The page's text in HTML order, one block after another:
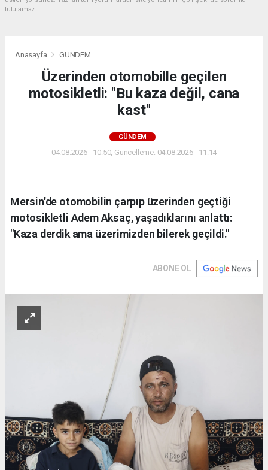
tutulamaz.
Anasayfa GÜNDEM
Üzerinden otomobille geçilen
motosikletli: "Bu kaza değil, cana
kast"
GÜNDEM
04.08.2026 - 10:50, Güncelleme: 04.08.2026 - 11:14
Mersin'de otomobilin çarpıp üzerinden geçtiği
motosikletli Adem Aksaç, yaşadıklarını anlattı:
"Kaza derdik ama üzerimizden bilerek geçildi."
ABONE OL